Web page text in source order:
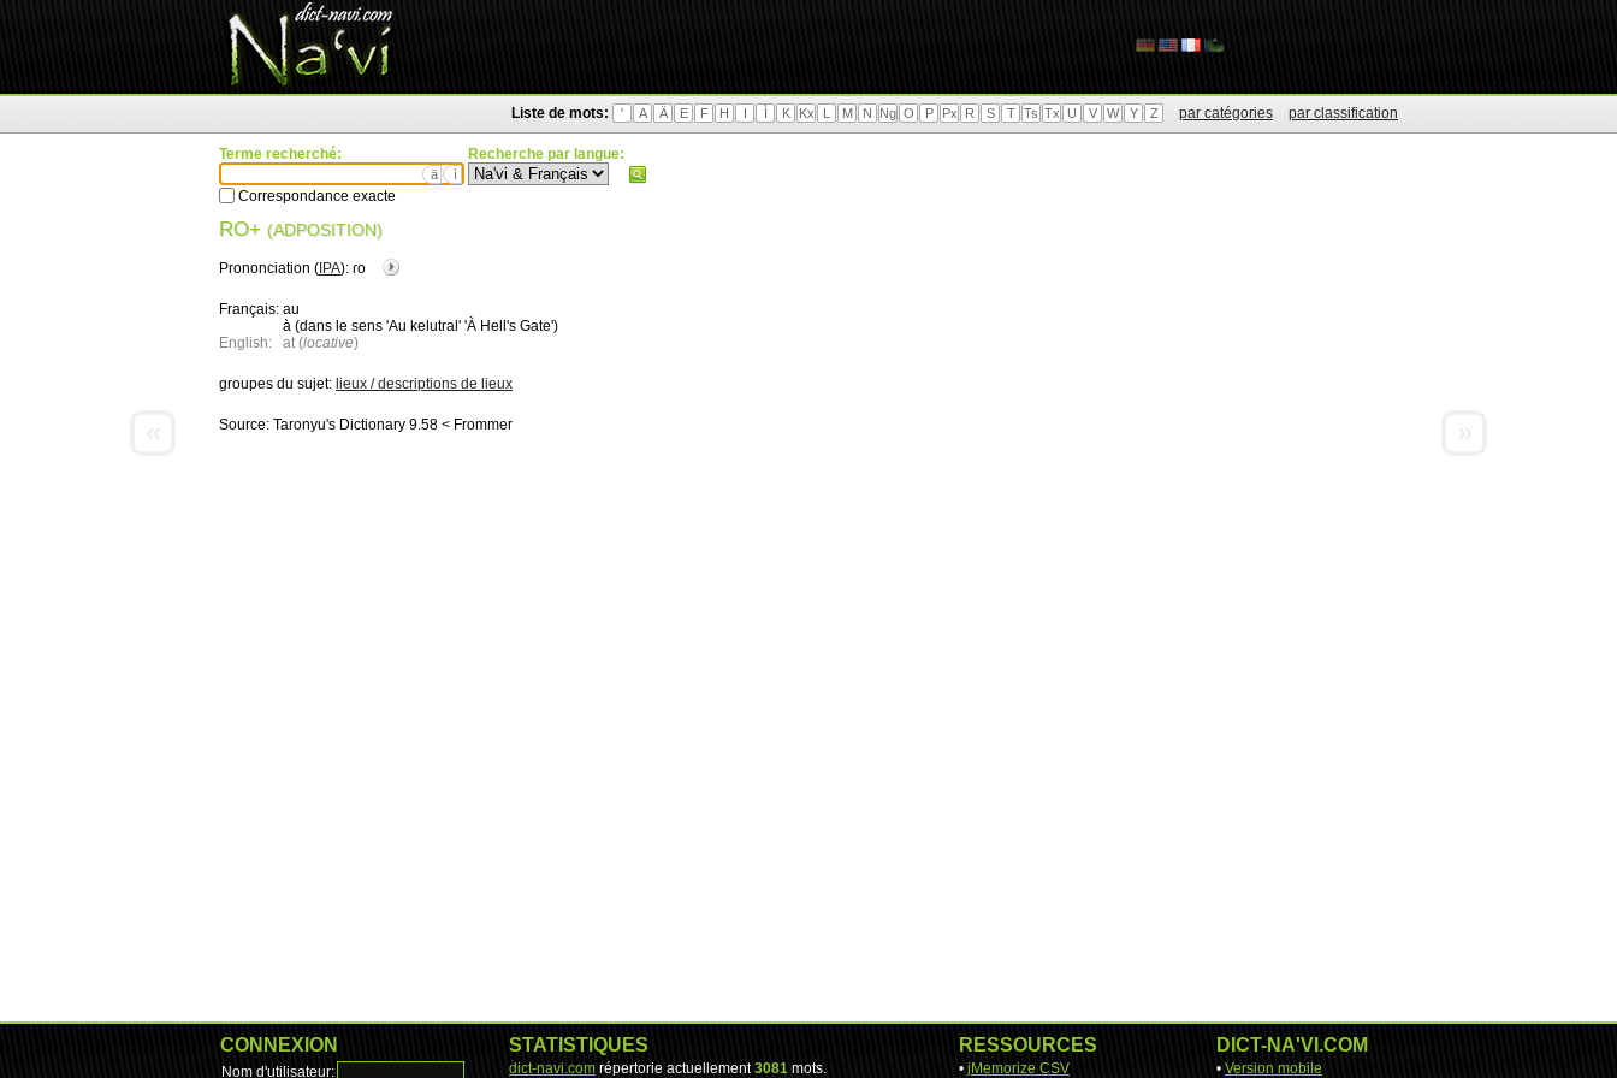
Liste de mots: ' A Ä E F H I Ì K Kx L M N Ng O P Px R S T Ts Tx U V W Y Z par catégories par classification
Terme recherché:
ä ì
Correspondance exacte
Recherche par langue:
RO+ (ADPOSITION)
Prononciation ( IPA): ɾo
Français: au
à (dans le sens 'Au kelutral' 'À Hell's Gate')
English:
at (locative)
groupes du sujet: lieux / descriptions de lieux
Source: Taronyu's Dictionary 9.58 < Frommer
CONNEXION
Nom d'utilisateur:
STATISTIQUES
dict-navi.com répertorie actuellement3081 mots.
RESSOURCES
• jMemorize CSV
DICT-NA'VI.COM
• Version mobile